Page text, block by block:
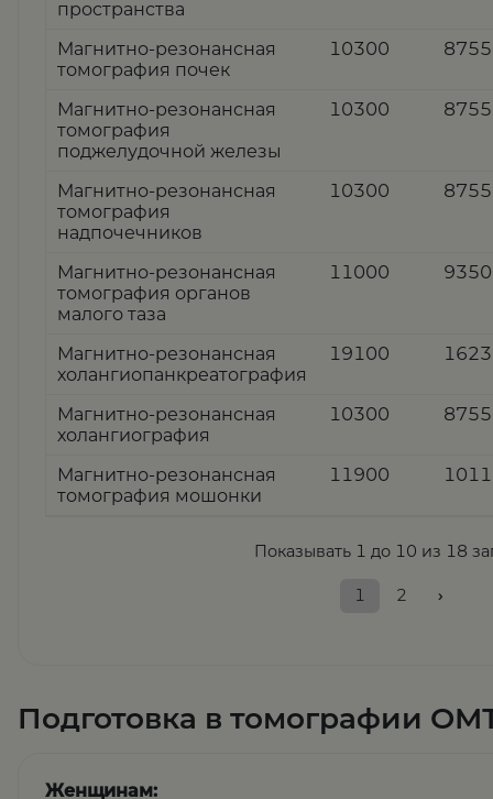
пространства
Магнитно-резонансная
томография почек
10300 8755
Магнитно-резонансная
томография
поджелудочной железы
10300 8755
Магнитно-резонансная
томография
надпочечников
10300 8755
Магнитно-резонансная
томография органов
малого таза
11000 9350
Магнитно-резонансная
холангиопанкреатография
19100
Магнитно-резонансная
холангиография
10300 8755
Магнитно-резонансная
томография мошонки
11900
Показывать 1 до 10 из 18
1 2 ›
Подготовка в томографии
Женщинам: